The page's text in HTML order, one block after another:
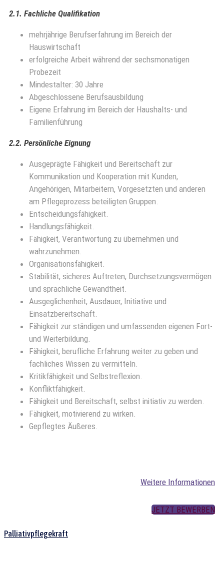
2.1. Fachliche Qualifikation
mehrjährige Berufserfahrung im Bereich der
Hauswirtschaft
erfolgreiche Arbeit während der sechsmonatigen
Probezeit
Mindestalter: 30 Jahre
Abgeschlossene Berufsausbildung
Eigene Erfahrung im Bereich der Haushalts- und
Familienführung
2.2. Persönliche Eignung
Ausgeprägte Fähigkeit und Bereitschaft zur
Kommunikation und Kooperation mit Kunden,
Angehörigen, Mitarbeitern, Vorgesetzten und anderen
am Pflegeprozess beteiligten Gruppen.
Entscheidungsfähigkeit.
Handlungsfähigkeit.
Fähigkeit, Verantwortung zu übernehmen und
wahrzunehmen.
Organisationsfähigkeit.
Stabilität, sicheres Auftreten, Durchsetzungsvermögen
und sprachliche Gewandtheit.
Ausgeglichenheit, Ausdauer, Initiative und
Einsatzbereitschaft.
Fähigkeit zur ständigen und umfassenden eigenen Fort-
und Weiterbildung.
Fähigkeit, berufliche Erfahrung weiter zu geben und
fachliches Wissen zu vermitteln.
Kritikfähigkeit und Selbstreflexion.
Konfliktfähigkeit.
Fähigkeit und Bereitschaft, selbst initiativ zu werden.
Fähigkeit, motivierend zu wirken.
Gepflegtes Äußeres.
Weitere Informationen
JETZT BEWERBEN
Palliativpflegekraft